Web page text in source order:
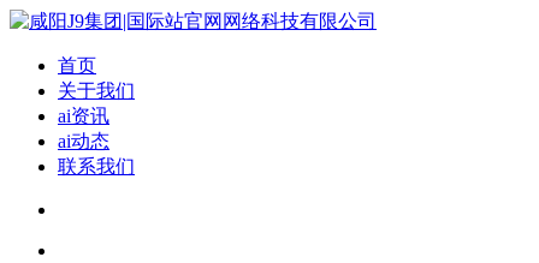
首页
关于我们
ai资讯
ai动态
联系我们